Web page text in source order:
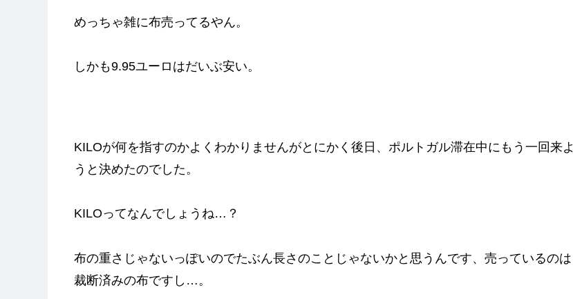
めっちゃ雑に布売ってるやん。
しかも9.95ユーロはだいぶ安い。
KILOが何を指すのかよくわかりませんがとにかく後日、ポルトガル滞在中にもう一回来よ
うと決めたのでした。
KILOってなんでしょうね…？
布の重さじゃないっぽいのでたぶん長さのことじゃないかと思うんです、売っているのは
裁断済みの布ですし…。